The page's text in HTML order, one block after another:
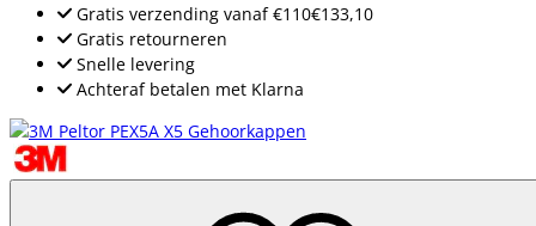
Gratis verzending vanaf€110€133,10
Gratis retourneren
Snelle levering
Achteraf betalen met Klarna